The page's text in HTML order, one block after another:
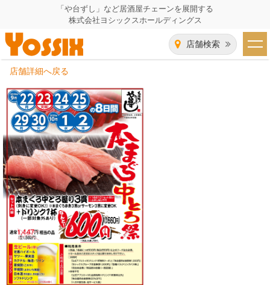
「や台ずし」など居酒屋チェーンを展開する
株式会社ヨシックスホールディングス
店舗検索
HOME
企業情報
企業情報トップ
代表者あいさつ
グループ会社
会社概要
沿革
経営陣
事業一覧
飲食事業紹介
飲食事業紹介トップ
や台ずし
ニパチ
IR（株主・投資家）情報
IR情報トップ
会長メッセージ
採用情報
採用情報トップ
店舗物件・店舗施工管理業者の募集
店舗詳細へ戻る